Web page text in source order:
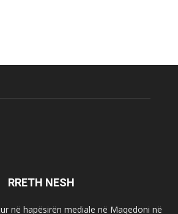
RRETH NESH
në hapësirën mediale në Maqedoni në